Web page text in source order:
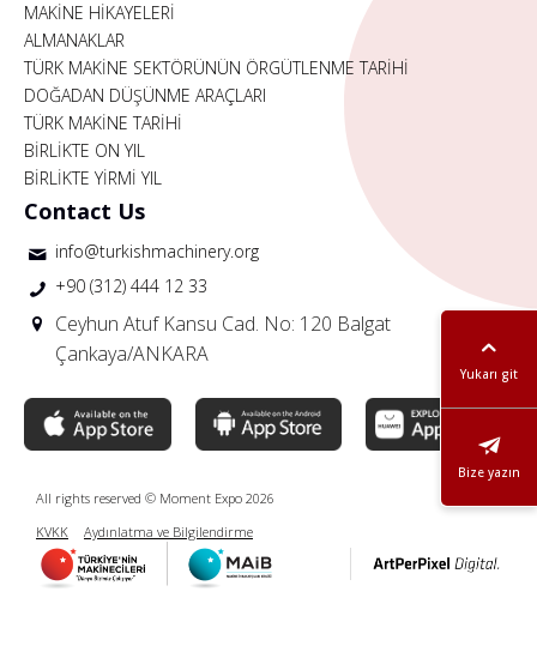
Yukarı git
Bize yazın
MAKİNE HİKAYELERİ
ALMANAKLAR
TÜRK MAKİNE SEKTÖRÜNÜN ÖRGÜTLENME TARİHİ
DOĞADAN DÜŞÜNME ARAÇLARI
TÜRK MAKİNE TARİHİ
BİRLİKTE ON YIL
BİRLİKTE YİRMİ YIL
Contact Us
info@turkishmachinery.org
+90 (312) 444 12 33
Ceyhun Atuf Kansu Cad. No: 120 Balgat
Çankaya/ANKARA
All rights reserved © Moment Expo 2026
KVKK
Aydınlatma ve Bilgilendirme